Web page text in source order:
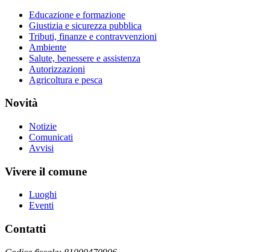
Educazione e formazione
Giustizia e sicurezza pubblica
Tributi, finanze e contravvenzioni
Ambiente
Salute, benessere e assistenza
Autorizzazioni
Agricoltura e pesca
Novità
Notizie
Comunicati
Avvisi
Vivere il comune
Luoghi
Eventi
Contatti